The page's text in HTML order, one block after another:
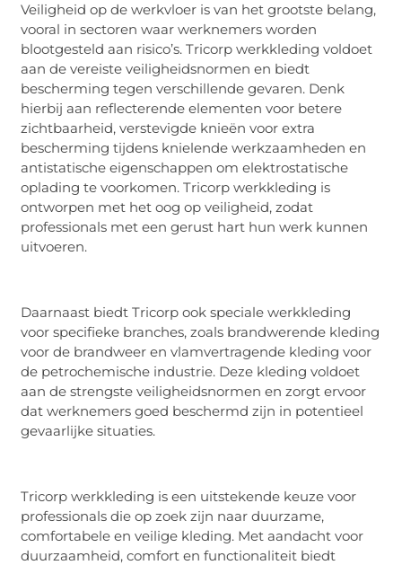
Veiligheid op de werkvloer is van het grootste belang,
vooral in sectoren waar werknemers worden
blootgesteld aan risico’s. Tricorp werkkleding voldoet
aan de vereiste veiligheidsnormen en biedt
bescherming tegen verschillende gevaren. Denk
hierbij aan reflecterende elementen voor betere
zichtbaarheid, verstevigde knieën voor extra
bescherming tijdens knielende werkzaamheden en
antistatische eigenschappen om elektrostatische
oplading te voorkomen. Tricorp werkkleding is
ontworpen met het oog op veiligheid, zodat
professionals met een gerust hart hun werk kunnen
uitvoeren.
Daarnaast biedt Tricorp ook speciale werkkleding
voor specifieke branches, zoals brandwerende kleding
voor de brandweer en vlamvertragende kleding voor
de petrochemische industrie. Deze kleding voldoet
aan de strengste veiligheidsnormen en zorgt ervoor
dat werknemers goed beschermd zijn in potentieel
gevaarlijke situaties.
Tricorp werkkleding is een uitstekende keuze voor
professionals die op zoek zijn naar duurzame,
comfortabele en veilige kleding. Met aandacht voor
duurzaamheid, comfort en functionaliteit biedt